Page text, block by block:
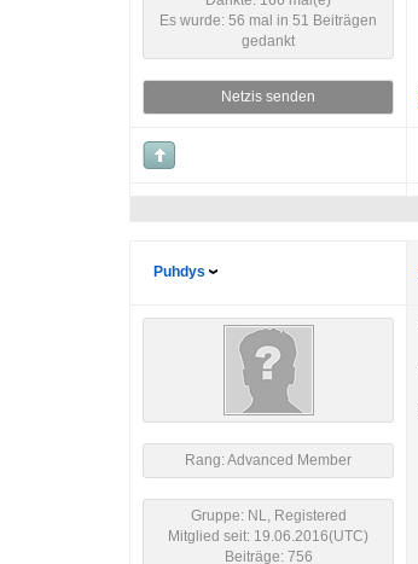
Es wurde: 56 mal in 51 Beiträgen
gedankt
Netzis senden
Puhdys
Rang: Advanced Member
Gruppe: NL, Registered
Mitglied seit: 19.06.2016(UTC)
Beiträge: 756